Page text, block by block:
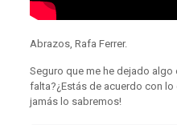
Abrazos, Rafa Ferrer.
Seguro que me he dejado algo
falta?¿Estás de acuerdo con lo
jamás lo sabremos!